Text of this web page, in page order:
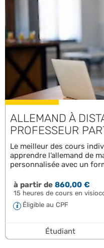
ALLEMAND À
PROFESSEUR
Le meilleur des cours
apprendre l’allemand de
personnalisée avec un
à partir de860,00 €
15 heures de cours en
Éligible au CPF
Étudiant